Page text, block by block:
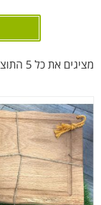
מציגים את כל ⁦5⁩ התוצאות